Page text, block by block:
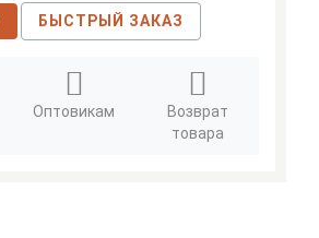
БЫСТРЫЙ ЗАКАЗ
Оптовикам
Возврат
товара